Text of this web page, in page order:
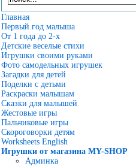
Главная
Первый год малыша
От 1 года до 2-х
Детские веселые стихи
Игрушки своими руками
Фото самодельных игрушек
Загадки для детей
Поделки с детьми
Раскраски малышам
Сказки для малышей
Жестовые игры
Пальчиковые игры
Скороговорки детям
Worksheets English
Игрушки от магазина MY-SHOP
Админка